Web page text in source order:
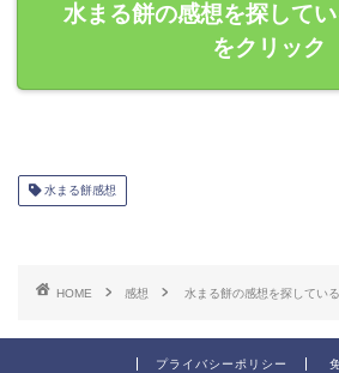
水まる餅の感想を探して
をクリック
水まる餅感想
HOME 感想 水まる餅の感想を探してい
プライバシーポリシー